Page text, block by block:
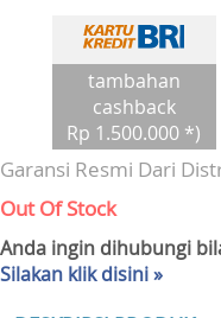
tambahan
cashback
Rp 1.500.000 *)
Garansi Resmi Dari
Out Of Stock
Anda ingin dihubungi
Silakan klik disini »